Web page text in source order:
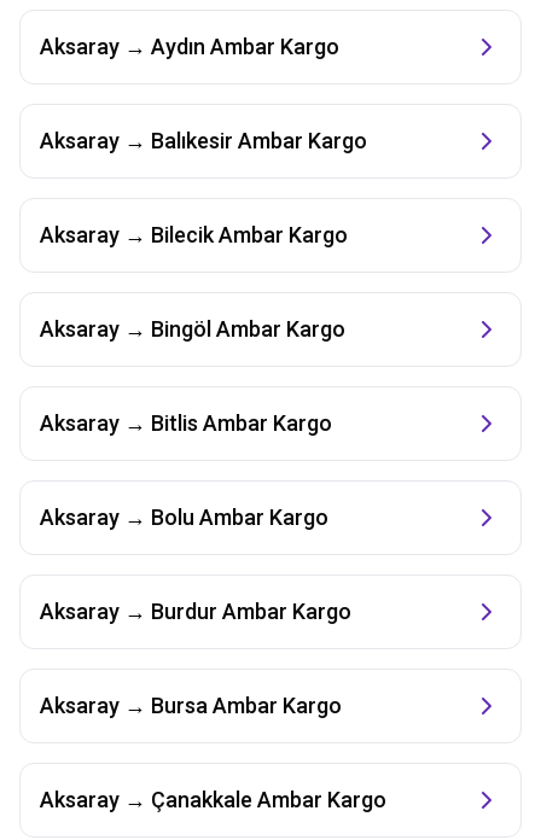
Aksaray → Aydın Ambar Kargo
Aksaray → Balıkesir Ambar Kargo
Aksaray → BilecikAmbar Kargo
Aksaray → Bingöl Ambar Kargo
Aksaray → Bitlis Ambar Kargo
Aksaray → Bolu Ambar Kargo
Aksaray → Burdur Ambar Kargo
Aksaray → Bursa Ambar Kargo
Aksaray → Çanakkale Ambar Kargo